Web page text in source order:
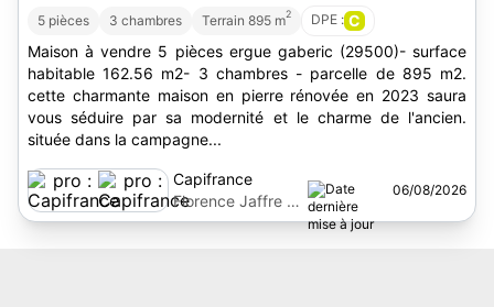
5 pièces 3 chambres Terrain 895 m2 DPE : C
Maison à vendre 5 pièces ergue gaberic (29500)- surface
habitable 162.56 m2- 3 chambres - parcelle de 895 m2.
cette charmante maison en pierre rénovée en 2023 saura
vous séduire par sa modernité et le charme de l'ancien.
située dans la campagne...
Capifrance
Florence Jaffre Le
Ber
06/08/2026